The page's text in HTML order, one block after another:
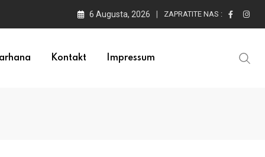
6 Augusta, 2026 ZAPRATITE NAS :
Kontakt Impressum